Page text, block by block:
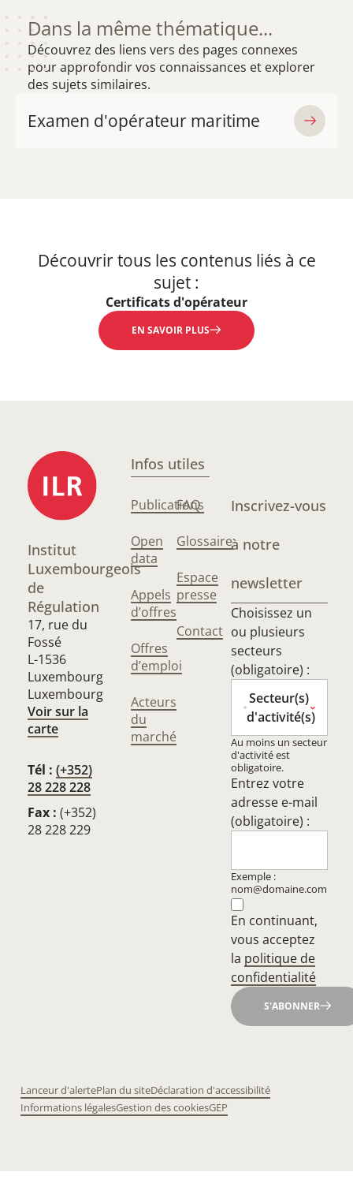
Dans la même thématique...
Découvrez des liens vers des pages connexes
pour approfondir vos connaissances et explorer
des sujets similaires.
Examen d'opérateur maritime
Découvrir tous les contenus liés à ce
sujet :
Certificats d'opérateur
EN SAVOIR PLUS
Institut
Luxembourgeois
de
Régulation
17, rue du
Fossé
L-1536
Luxembourg
Luxembourg
Voir sur la
carte
Tél : (+352)
28 228 228
Fax : (+352)
28 228 229
Infos utiles
Publications
Open
data
Appels
d’offres
Offres
d’emploi
Acteurs
du
marché
FAQ
Glossaire
Espace
presse
Contact
Inscrivez-vous
à notre
newsletter
Choisissez un
ou plusieurs
secteurs
(obligatoire) :
Secteur(s)
d'activité(s)
Au moins un secteur
d'activité est
obligatoire.
Entrez votre
adresse e-mail
(obligatoire) :
Exemple :
nom@domaine.com
En continuant,
vous acceptez
la politique de
confidentialité
S'ABONNER
Lanceur d'alertePlan du siteDéclaration d'accessibilité
Informations légalesGestion des cookiesGEP